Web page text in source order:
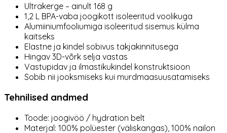
Ultrakerge – ainult 168 g
1,2 L BPA-vaba joogikott isoleeritud voolikuga
Alumiiniumfooliumiga isoleeritud sisemus külma
kaitseks
Elastne ja kindel sobivus takjakinnitusega
Hingav 3D-võrk selja vastas
Vastupidav ja ilmastikukindel konstruktsioon
Sobib nii jooksmiseks kui murdmaasuusatamiseks
Tehnilised andmed
Toode: joogivöö / hydration belt
Materjal: 100% polüester (väliskangas), 100% nailon